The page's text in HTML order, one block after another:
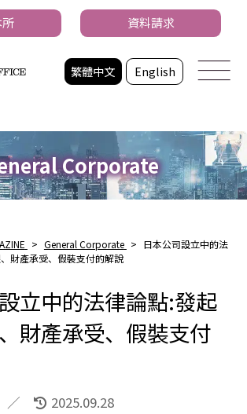
繁體中文 English
資料請求
Corporate
> General Corporate > 日本公司設立中的法
財產承受、假裝支付的解說
立中的法律論點:發起
財產承受、假裝支付
2025.09.28